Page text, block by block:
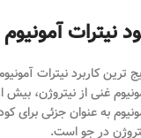
نیترات آمونیوم
ترین کاربرد نیترات
به عنوان جزئی برای
در جو است.